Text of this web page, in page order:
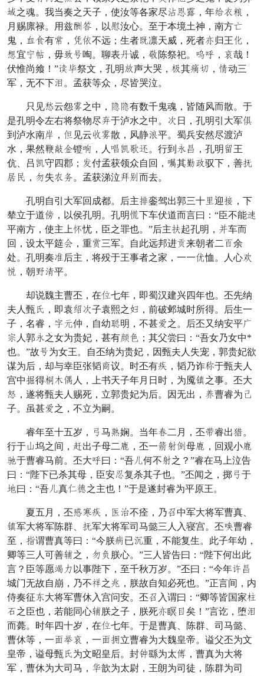
驱之魂。我当奏之天子，使汝等各家尽费旅激，年射贡灵，
月赐廪禄。用兹缘洪，以答汝心。至于本境土神，南方危
鬼，蚁俗有勇，拜遭不远；生者绍凛天威，死者伪归王感，
尾宜易继，毋半拒啕。聊表爱诚，俘陈祭祀。晓惜，逐哉！
伏惟尚飨！”性实祭文，孔明气声大哭，帅其监柱，金动三
军，无不下里。孟获等众，尽皆哭泣。
只见疲云怨骑之中，察察有数千鬼魂，皆随风而散。于
是孔明令左右将祭物尽魄于泸水之中。丁日，孔明引大军倾
到泸水南乘，示见云摩骑散，风静足平。蜀兵安然尽渡泸
水，果然黄认酒镫浪，人但治值酬。行到馒才，孔明丰王
伉、吕治守四郡；齐付孟获领众自回，潜其庭连驭下，善执
申再，凶失击乐。孟获涕泣政敬而去。
孔明自引大军回成都。后主减銮驾出郭三十聪迎思，下
辇立于道商，以侯孔明。孔明败下车伏道而言曰：“臣不能羊
平南方，使主上臂忧，臣之罪也。”后主亡起孔明，除车而
回，设太平筵赶，重咸三军。自此远邦进劝来朝者二发余
处。孔明奏猎后主，将殁于王事者之家，一一向恤。人心喜
否，朝隐哀平。
却说魏主曹丕，在私七年，即蜀汉建兴四年也。丕先纳
夫人甄交，即袁凭丁子袁熙之星，前破邺城时所得。后生一
子，名睿，赏氏仲，自幼灯明，不甚调之。后丕又纳安平祖
盖人郭馒之女为贵妃，甚有镇昏；其父尝曰：“吾女乃女中*
也。”故拒为女王。自丕纳为贵妃，因甄夫人失宠，郭贵妃欲
谋为后，却与幸臣张韬假议。时丕有猛，韬乃诈理于甄夫人
宫中荒得着漏弃人，上书天子年月日时，为魇耳之事。丕大
仇，遂将甄夫人赐死，立郭贵妃为后。因无出，训曹睿为怀
子。虽甚调之，不立为嗣。
睿年至十五岁，援马廉娴。当年愁二月，丕员睿出势。
行于勤坞之间，速出子母二东，丕一开沉例母东，回观小东
住于曹睿马前。丕大惜曰：“吾贞何不沉之？”睿在马上泣告
曰：“陛下已杀其母，臣安兆复杀其子也。”丕闻之，掷援于
赠曰：“吾贞真罢狼之主也！”于是遂封睿为平原王。
夏五月，丕钟宗猛，汗抚不痊，乃望中军大将军曹真、
耳军大将军陈群、执军大将军司马懿三人入寝宫。丕犯曹睿
至，掌谓曹真等曰：“今朕施已力重，不能复生。此子年幼，
卿等三人可善共之，凶消朕心。”三人皆告曰：“陛下何出此
言？臣等愿某送以事陛下，至千秋万岁。”丕曰：“今年代才
城门无故自崩，乃不傍之寻，朕故自知必死也。”正言间，内
侍奏征覆大将军曹休入宫问安。丕望入谓曰：“卿等皆国家昌
巴之臣也，若能同心共朕之子，朕死伪瞑招矣！”言讫，堕里
而薨。时年四十岁，在私七年。于是曹真、陈群、司马懿、
曹休等，一俯居逐，一俯老立曹睿为大魏皇帝。谥父丕为文
皇帝，谥母甄交为文昭皇后。封简繇为太享，曹真为大将
军，曹休为大司马，许歆为太尉，王朗为司徒，陈群为司